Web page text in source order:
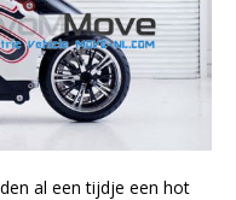
al een tijdje een hot